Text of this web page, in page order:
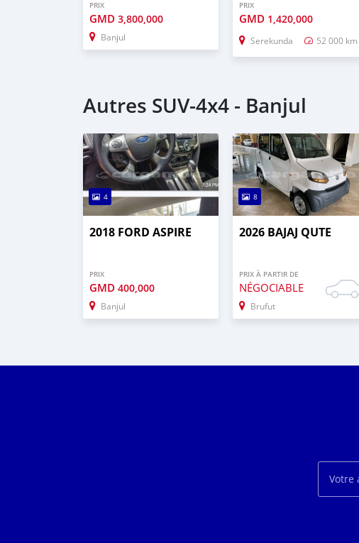
PRIX
GMD 3,800,000
Banjul
PRIX
GMD 1,420,000
Serekunda 52 000 km
Autres SUV‒4x4 - Banjul
4
2018 FORD ASPIRE
PRIX
GMD 400,000
Banjul
8
2026 BAJAJ QUTE
PRIX À PARTIR DE
NÉGOCIABLE
Brufut